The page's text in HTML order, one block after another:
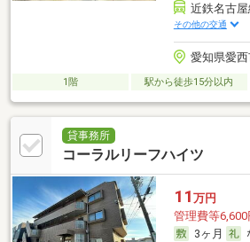
近鉄名古
その他の交通
愛知県愛
1階 駅から徒歩15分以内
貸事務所
コーラルリーフハイツ
11 万円
管理費等6,600
3ヶ月